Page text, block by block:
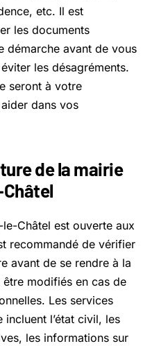
etc. Il est
les documents
démarche avant de vous
les désagréments.
seront à votre
dans vos
de la mairie
Châtel est ouverte aux
recommandé de vérifier
avant de se rendre à la
modifiés en cas de
Les services
l’état civil, les
les informations sur